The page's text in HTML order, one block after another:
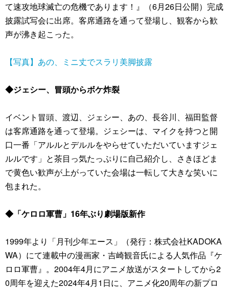
て速攻地球滅亡の危機であります！』（6月26日公開）完成
披露試写会に出席。客席通路を通って登場し、観客から歓
声が沸き起こった。
【写真】あの、ミニ丈でスラリ美脚披露
◆ジェシー、冒頭からボケ炸裂
イベント冒頭、渡辺、ジェシー、あの、長谷川、福田監督
は客席通路を通って登場。ジェシーは、マイクを持つと開
口一番「アルルとデルルをやらせていただいていますジェ
ルルです」と茶目っ気たっぷりに自己紹介し、さきほどま
で黄色い歓声が上がっていた会場は一転して大きな笑いに
包まれた。
◆「ケロロ軍曹」16年ぶり劇場版新作
1999年より「月刊少年エース」（発行：株式会社KADOKA
WA）にて連載中の漫画家・吉崎観音氏による人気作品『ケ
ロロ軍曹』。2004年4月にアニメ放送がスタートしてから2
0周年を迎えた2024年4月1日に、アニメ化20周年の新プロ